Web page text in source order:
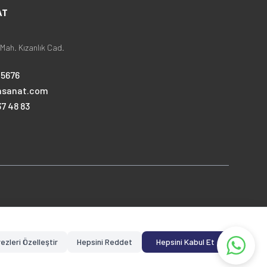
Kızanlık Cad.
48 83
Özelleştir Hepsini Reddet Hepsini Kabul Et